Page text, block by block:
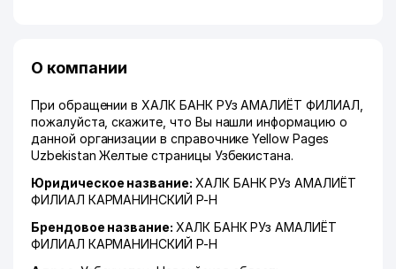
О компании
При обращении в ХАЛК БАНК РУз АМАЛИЁТ ФИЛИАЛ,
пожалуйста, скажите, что Вы нашли информацию о
данной организации в справочнике Yellow Pages
Uzbekistan Желтые страницы Узбекистана.
Юридическое название: ХАЛК БАНК РУз АМАЛИЁТ
ФИЛИАЛ КАРМАНИНСКИЙ Р-Н
Брендовое название: ХАЛК БАНК РУз АМАЛИЁТ
ФИЛИАЛ КАРМАНИНСКИЙ Р-Н